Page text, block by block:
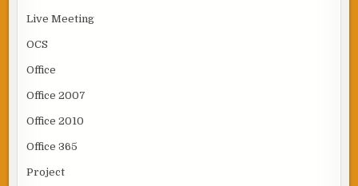
Live Meeting
OCS
Office
Office 2007
Office 2010
Office 365
Project